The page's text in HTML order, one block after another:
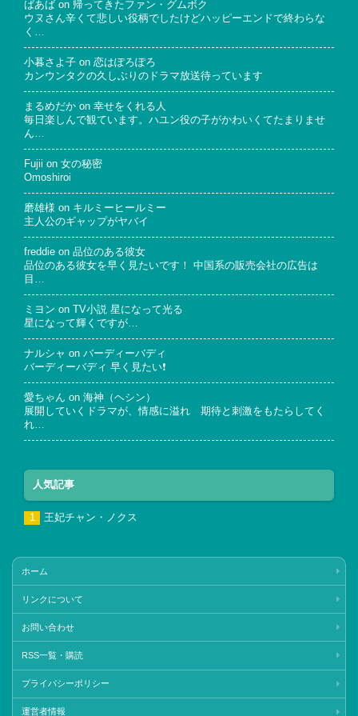
ばあば on 帰ってきたファン・グムボク
ウヌさん辛くて悲しい役柄でしたけどハッピーエンドで終わらな
く…
小暮さよ子 on 恋はぽろぽろ
カンウンタクの久しぶりのドラマ放送待っています
まるめだか on 幸せをくれる人
毎日楽しんで観ています。ハユン役の子がかわいくてたまりませ
ん…
Fujii on 女の秘密
Omoshiroi
磨雄様 on キルミーヒールミー
主人公のギャップがヤバイ
freddie on 品位のある彼女
品位のある彼女を早く見たいです！ 中国系の販売会社の広告は
目…
ミヨン on TV小説 星になって光る
星になって輝くですが…
ナルシャ on バーディーバディ
バーディーバディ 早く見たい❗
愛ちゃん on 海神（ヘシン）
展開していくドラマが、情感に溢れ 期待と刺激をもたらしてく
れ…
人気記事
王妃チャン・ノクス
ホーム
リンクについて
お問い合わせ
RSS一覧・購読
プライバシーポリシー
運営者情報